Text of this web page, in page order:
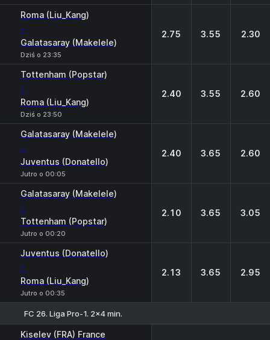
Roma (Liu_Kang)
-
Galatasaray (Makelele)
Dziś o 23:35
2.75 3.55 2.30
Tottenham (Popstar)
-
Roma (Liu_Kang)
Dziś o 23:50
2.40 3.55 2.60
Galatasaray (Makelele)
-
Juventus (Donatello)
Jutro o 00:05
2.40 3.65 2.60
Galatasaray (Makelele)
-
Tottenham (Popstar)
Jutro o 00:20
2.10 3.65 3.05
Juventus (Donatello)
-
Roma (Liu_Kang)
Jutro o 00:35
2.13 3.65 2.95
FC 26. Liga Pro-1. 2x4 min.
Kiselev (FRA) France